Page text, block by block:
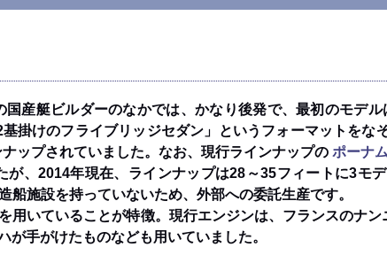
国産艇ビルダーのなかでは、かなり後発で、最初のモデル
掛けのフライブリッジセダン」というフォーマットを
ップされていました。なお、現行ラインナップの ポーナ
、2014年現在、ラインナップは28～35フィートに3モ
施設を持っていないため、外部への委託生産です。
用いていることが特徴。現行エンジンは、フランスのナ
手がけたものなども用いていました。